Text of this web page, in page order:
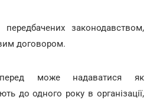
законодавством,
договором.
може надаватися як
до одного року в організації,